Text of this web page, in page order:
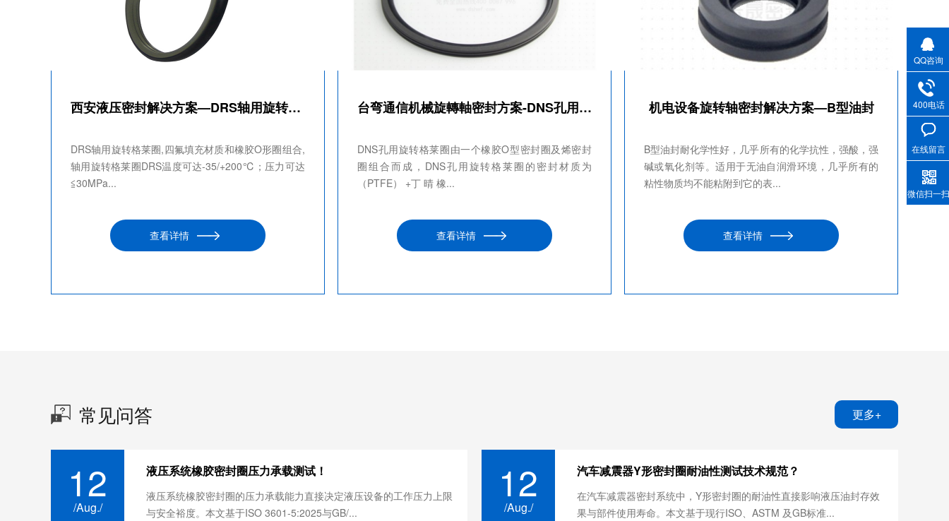
西安液压密封解决方案—DRS轴用旋转格莱圈
DRS轴用旋转格莱圈,四氟填充材质和橡胶O形圈组合,
轴用旋转格莱圈DRS温度可达-35/+200℃；压力可达
≦30MPa...
查看详情
台弯通信机械旋轉軸密封方案-DNS孔用旋转格莱圈
DNS孔用旋转格莱圈由一个橡胶O型密封圈及烯密封
圈组合而成，DNS孔用旋转格莱圈的密封材质为
（PTFE） +丁 晴 橡...
查看详情
机电设备旋转轴密封解决方案—B型油封
B型油封耐化学性好，几乎所有的化学抗性，强酸，强
碱或氧化剂等。适用于无油自润滑环境，几乎所有的
粘性物质均不能粘附到它的表...
查看详情
常见问答 更多+
12
/Aug./
液压系统橡胶密封圈压力承载测试！
液压系统橡胶密封圈的压力承载能力直接决定液压设备的工作压力上限
与安全裕度。本文基于ISO 3601-5:2025与GB/...
12
/Aug./
汽车减震器Y形密封圈耐油性测试技术规范？
在汽车减震器密封系统中，Y形密封圈的耐油性直接影响液压油封存效
果与部件使用寿命。本文基于现行ISO、ASTM 及GB标准...
QQ咨询
400电话
在线留言
微信扫一扫